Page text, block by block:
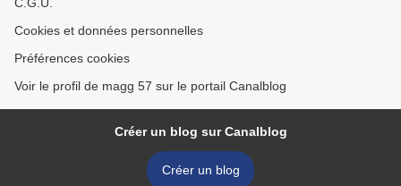
Cookies et données personnelles
Préférences cookies
Voir le profil de magg 57 sur le portail Canalblog
Créer un blog sur Canalblog
Créer un blog